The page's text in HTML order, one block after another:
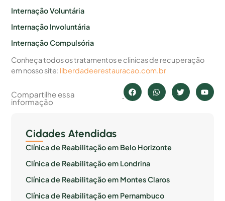
Internação Voluntária
Internação Involuntária
Internação Compulsória
Conheça todos os tratamentos e clinicas de recuperação
em nosso site: liberdadeerestauracao.com.br
Compartilhe essa
informação
Cidades Atendidas
Clínica de Reabilitação em Belo Horizonte
Clínica de Reabilitação em Londrina
Clínica de Reabilitação em Montes Claros
Clínica de Reabilitação em Pernambuco